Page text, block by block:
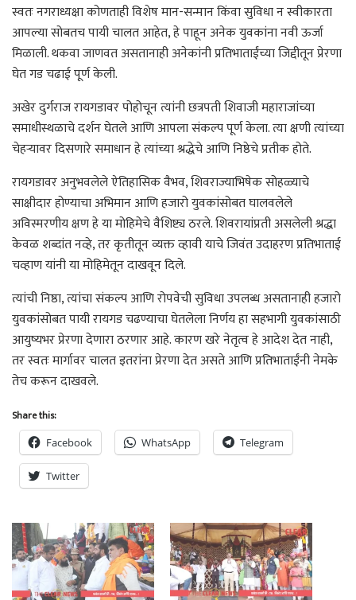
स्वतः नगराध्यक्षा कोणताही विशेष मान-सन्मान किंवा सुविधा न स्वीकारता
आपल्या सोबतच पायी चालत आहेत, हे पाहून अनेक युवकांना नवी ऊर्जा
मिळाली. थकवा जाणवत असतानाही अनेकांनी प्रतिभाताईंच्या जिद्दीतून प्रेरणा
घेत गड चढाई पूर्ण केली.
अखेर दुर्गराज रायगडावर पोहोचून त्यांनी छत्रपती शिवाजी महाराजांच्या
समाधीस्थळाचे दर्शन घेतले आणि आपला संकल्प पूर्ण केला. त्या क्षणी त्यांच्या
चेहऱ्यावर दिसणारे समाधान हे त्यांच्या श्रद्धेचे आणि निष्ठेचे प्रतीक होते.
रायगडावर अनुभवलेले ऐतिहासिक वैभव, शिवराज्याभिषेक सोहळ्याचे
साक्षीदार होण्याचा अभिमान आणि हजारो युवकांसोबत घालवलेले
अविस्मरणीय क्षण हे या मोहिमेचे वैशिष्ट्य ठरले. शिवरायांप्रती असलेली श्रद्धा
केवळ शब्दांत नव्हे, तर कृतीतून व्यक्त व्हावी याचे जिवंत उदाहरण प्रतिभाताई
चव्हाण यांनी या मोहिमेतून दाखवून दिले.
त्यांची निष्ठा, त्यांचा संकल्प आणि रोपवेची सुविधा उपलब्ध असतानाही हजारो
युवकांसोबत पायी रायगड चढण्याचा घेतलेला निर्णय हा सहभागी युवकांसाठी
आयुष्यभर प्रेरणा देणारा ठरणार आहे. कारण खरे नेतृत्व हे आदेश देत नाही,
तर स्वतः मार्गावर चालत इतरांना प्रेरणा देत असते आणि प्रतिभाताईंनी नेमके
तेच करून दाखवले.
Share this:
Facebook WhatsApp Telegram
Twitter